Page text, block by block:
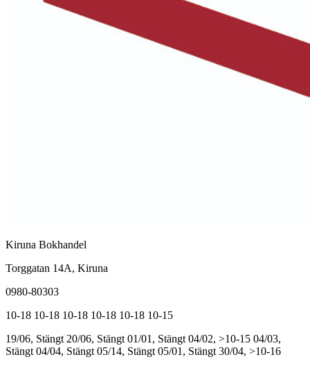
Kiruna Bokhandel
Torggatan 14A, Kiruna
0980-80303
10-18 10-18 10-18 10-18 10-18 10-15
19/06, Stängt 20/06, Stängt 01/01, Stängt 04/02, >10-15 04/03,
Stängt 04/04, Stängt 05/14, Stängt 05/01, Stängt 30/04, >10-16